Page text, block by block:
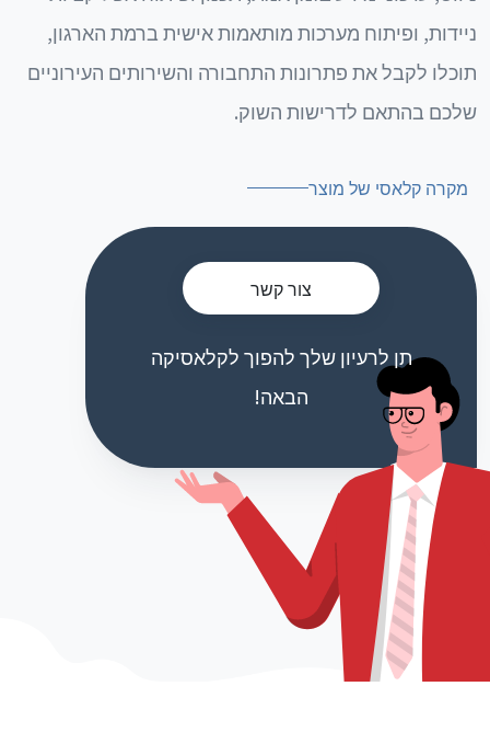
ניידות, ופיתוח מערכות מותאמות אישית ברמת הארגון,
תוכלו לקבל את פתרונות התחבורה והשירותים העירוניים
שלכם בהתאם לדרישות השוק.
מקרה קלאסי של מוצר
צור קשר
תן לרעיון שלך להפוך לקלאסיקה
הבאה!